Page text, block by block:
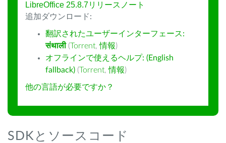
LibreOffice 25.8.7リリースノート
追加ダウンロード:
翻訳されたユーザーインターフェース:
संथाली (Torrent,情報)
オフラインで使えるヘルプ: (English
fallback) (Torrent,情報)
他の言語が必要ですか？
SDKとソースコード